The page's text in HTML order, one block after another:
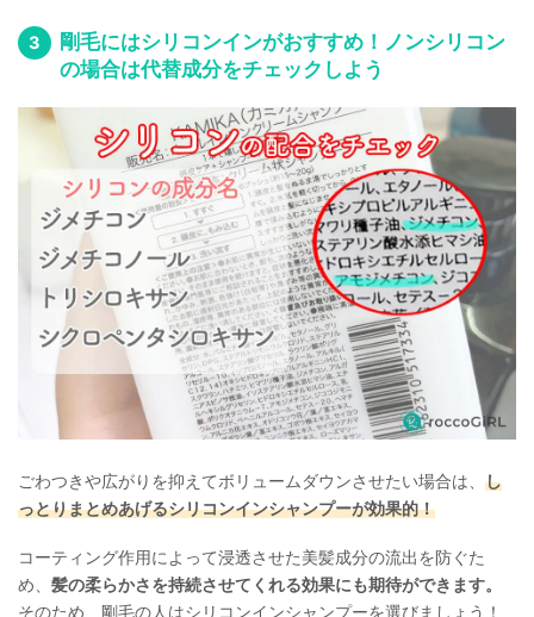
剛毛にはシリコンインがおすすめ！ノンシリコン
の場合は代替成分をチェックしよう
ごわつきや広がりを抑えてボリュームダウンさせたい場合は、 し
っとりまとめあげるシリコンインシャンプーが効果的！
コーティング作用によって浸透させた美髪成分の流出を防ぐた
め、 髪の柔らかさを持続させてくれる効果にも期待ができます。
そのため、剛毛の人はシリコンインシャンプーを選びましょう！